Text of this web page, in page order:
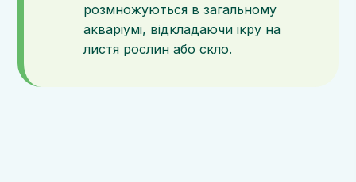
розмножуються в загальному
акваріумі, відкладаючи ікру на
листя рослин або скло.